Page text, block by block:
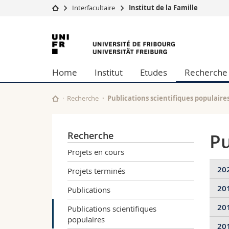
Université
Recherche
Université
Formation continue
Sciences
Lettres et
Sciences
Sciences
Interfacultaire Institut de la Famille
Université
de
Fribourg
Home Institut Etudes Recherche
Recherche Publications scientifiques
Recherche
Projets en cours
Projets terminés
Publications
Publications scientifiques
populaires